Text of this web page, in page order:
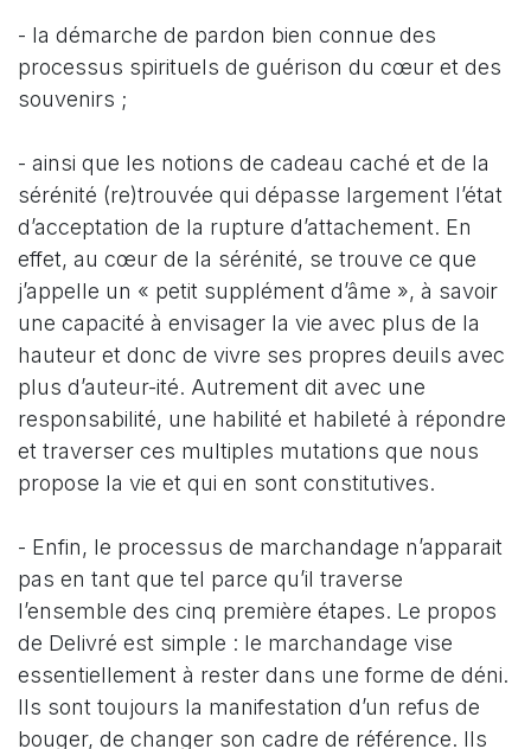
- la démarche de pardon bien connue des
processus spirituels de guérison du cœur et des
souvenirs ;
- ainsi que les notions de cadeau caché et de la
sérénité (re)trouvée qui dépasse largement l’état
d’acceptation de la rupture d’attachement. En
effet, au cœur de la sérénité, se trouve ce que
j’appelle un « petit supplément d’âme », à savoir
une capacité à envisager la vie avec plus de la
hauteur et donc de vivre ses propres deuils avec
plus d’auteur-ité. Autrement dit avec une
responsabilité, une habilité et habileté à répondre
et traverser ces multiples mutations que nous
propose la vie et qui en sont constitutives.
- Enfin, le processus de marchandage n’apparait
pas en tant que tel parce qu’il traverse
l’ensemble des cinq première étapes. Le propos
de Delivré est simple : le marchandage vise
essentiellement à rester dans une forme de déni.
Ils sont toujours la manifestation d’un refus de
bouger, de changer son cadre de référence. Ils